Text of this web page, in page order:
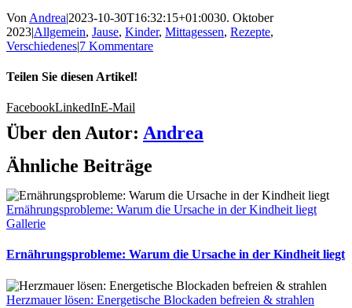
Von Andrea|2023-10-30T16:32:15+01:0030. Oktober
2023|Allgemein, Jause, Kinder, Mittagessen, Rezepte,
Verschiedenes|7 Kommentare
Teilen Sie diesen Artikel!
FacebookLinkedInE-Mail
Über den Autor: Andrea
Ähnliche Beiträge
Ernährungsprobleme: Warum die Ursache in der Kindheit liegt
Gallerie
Ernährungsprobleme: Warum die Ursache in der Kindheit liegt
Herzmauer lösen: Energetische Blockaden befreien & strahlen